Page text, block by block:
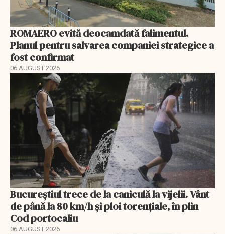
ROMAERO evită deocamdată falimentul.
Planul pentru salvarea companiei strategice a
fost confirmat
06 AUGUST 2026
Bucureștiul trece de la caniculă la vijelii. Vânt
de până la 80 km/h și ploi torențiale, în plin
Cod portocaliu
06 AUGUST 2026